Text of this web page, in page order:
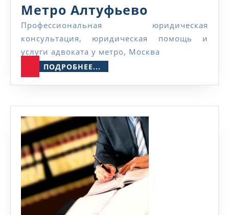
Метро Алтуфьево
Алтуфьево
Профессиональная юридическая
консультация, юридическая помощь и
услуги адвоката у метро, Москва
ПОДРОБНЕЕ...